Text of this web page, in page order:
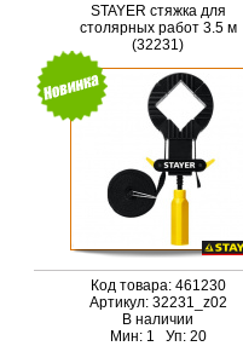
STAYER стяжка для
столярных работ 3.5 м
(32231)
Код товара: 461230
Артикул: 32231_z02
В наличии
Мин: 1 Уп: 20